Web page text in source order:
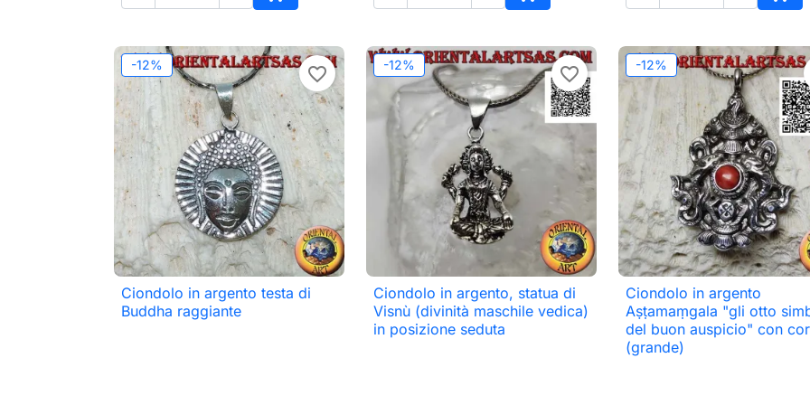
Aggiungi al carrello Aggiungi al carrello
-12% favorite_border
 Anteprima
Ciondolo in argento testa di
Buddha raggiante
-12% favorite_border
 Anteprima
Ciondolo in argento, statua di
Visnù (divinità maschile vedica)
in posizione seduta
-12%
 Anteprima
Ciondolo in argento
Aṣṭamaṃgala "gli otto
del buon auspicio" con
(grande)